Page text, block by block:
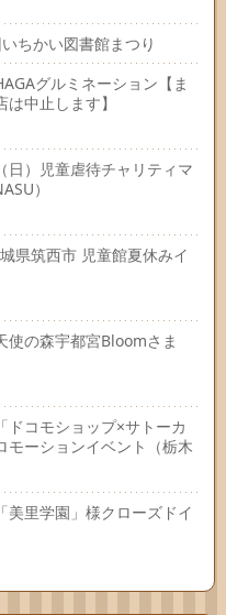
ちかい図書館まつり
グルミネーション【ま
中止します】
日）児童虐待チャリティマ
）
県筑西市 児童館夏休みイ
使の森宇都宮Bloomさま
コモショップ×サトーカ
モーションイベント（栃木
里学園」様クローズドイ